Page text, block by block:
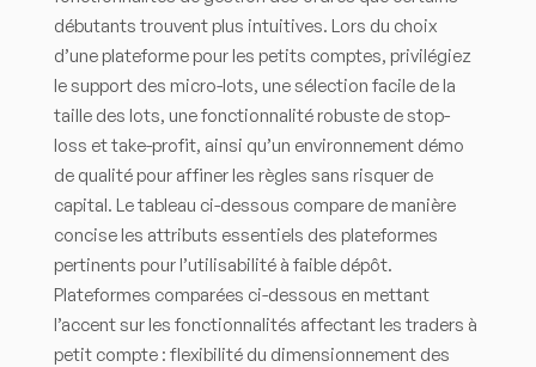
débutants trouvent plus intuitives. Lors du choix
d’une plateforme pour les petits comptes, privilégiez
le support des micro-lots, une sélection facile de la
taille des lots, une fonctionnalité robuste de stop-
loss et take-profit, ainsi qu’un environnement démo
de qualité pour affiner les règles sans risquer de
capital. Le tableau ci-dessous compare de manière
concise les attributs essentiels des plateformes
pertinents pour l’utilisabilité à faible dépôt.
Plateformes comparées ci-dessous en mettant
l’accent sur les fonctionnalités affectant les traders à
petit compte : flexibilité du dimensionnement des